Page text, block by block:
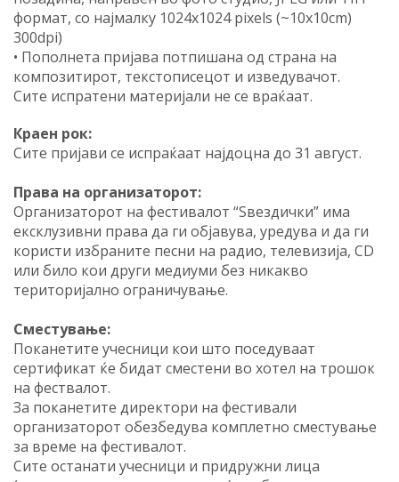
формат, со најмалку 1024x1024 pixels (~10x10cm)
300dpi)
• Пополнета пријава потпишана од страна на
композитирот, текстописецот и изведувачот.
Сите испратени материјали не се враќаат.
Краен рок:
Сите пријави се испраќаат најдоцна до 31 август.
Права на организаторот:
Организаторот на фестивалот “Ѕвездички” има
ексклузивни права да ги објавува, уредува и да ги
користи избраните песни на радио, телевизија, CD
или било кои други медиуми без никакво
територијално ограничување.
Сместување:
Поканетите учесници кои што поседуваат
сертификат ќе бидат сместени во хотел на трошок
на фествалот.
За поканетите директори на фестивали
организаторот обезбедува комплетно сместување
за време на фестивалот.
Сите останати учесници и придружни лица